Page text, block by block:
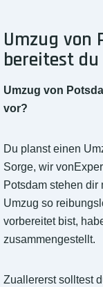
Umzug von
bereitest
Umzug von
vor?
Du planst einen
Sorge, wir
Potsdam stehen dir
Umzug so
vorbereitet bist,
zusammengestellt.
Zuallererst solltest